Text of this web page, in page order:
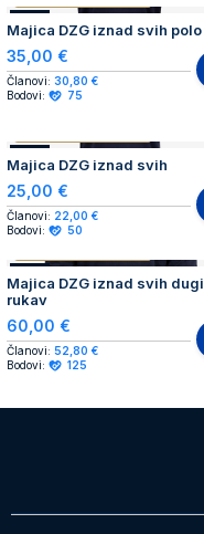
NOVO
Majica DZG iznad svih polo
35,00 €
Članovi: 30,80 €
Bodovi:
75
NOVO
Majica DZG iznad svih
25,00 €
Članovi: 22,00 €
Bodovi:
50
NOVO
Majica DZG iznad svih dugi
rukav
60,00 €
Članovi: 52,80 €
Bodovi:
125